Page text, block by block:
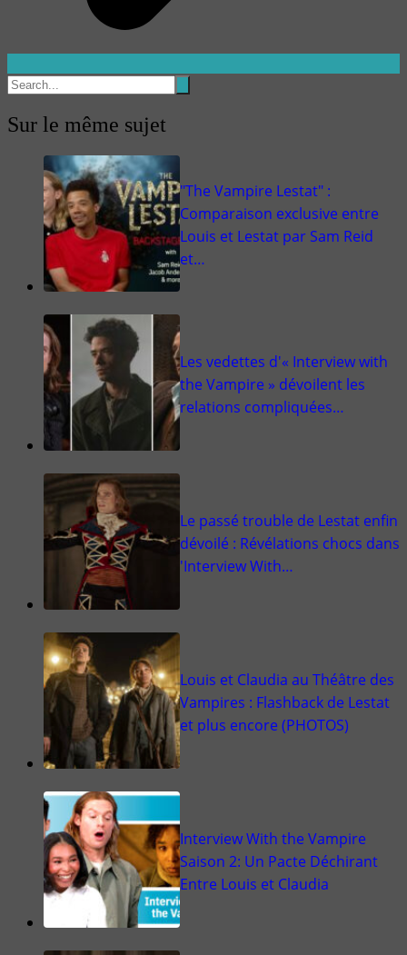
Sur le même sujet
"The Vampire Lestat" :
Comparaison exclusive entre
Louis et Lestat par Sam Reid
et…
Les vedettes d'« Interview with
the Vampire » dévoilent les
relations compliquées…
Le passé trouble de Lestat enfin
dévoilé : Révélations chocs dans
'Interview With…
Louis et Claudia au Théâtre des
Vampires : Flashback de Lestat
et plus encore (PHOTOS)
Interview With the Vampire
Saison 2: Un Pacte Déchirant
Entre Louis et Claudia